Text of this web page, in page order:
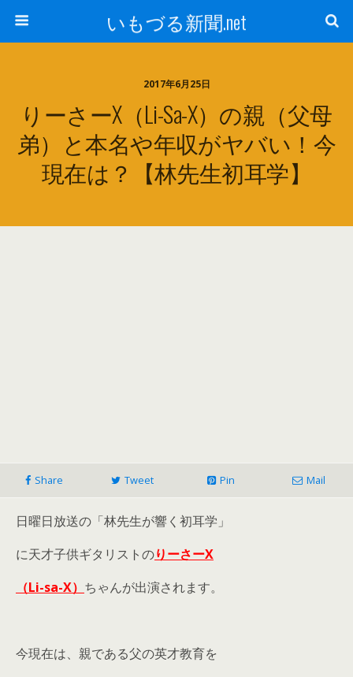
いもづる新聞.net
2017年6月25日
りーさーX（Li-Sa-X）の親（父母
弟）と本名や年収がヤバい！今
現在は？【林先生初耳学】
Share Tweet Pin Mail
日曜日放送の「林先生が響く初耳学」
に天才子供ギタリストのりーさーX
（Li-sa-X） ちゃんが出演されます。
今現在は、親である父の英才教育を